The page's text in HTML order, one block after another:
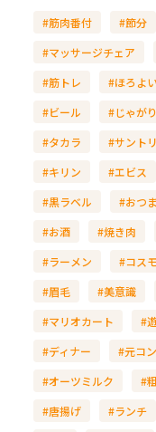
#筋肉番付 #節分
#マッサージチェア
#筋トレ
#ほろよ
#ビール
#じゃが
#タカラ
#サント
#キリン
#エビス
#黒ラベル
#おつ
#お酒
#焼き肉
#ラーメン
#コス
#眉毛
#美意識
#マリオカート
#
#ディナー
#元コ
#オーツミルク
#
#唐揚げ
#ランチ